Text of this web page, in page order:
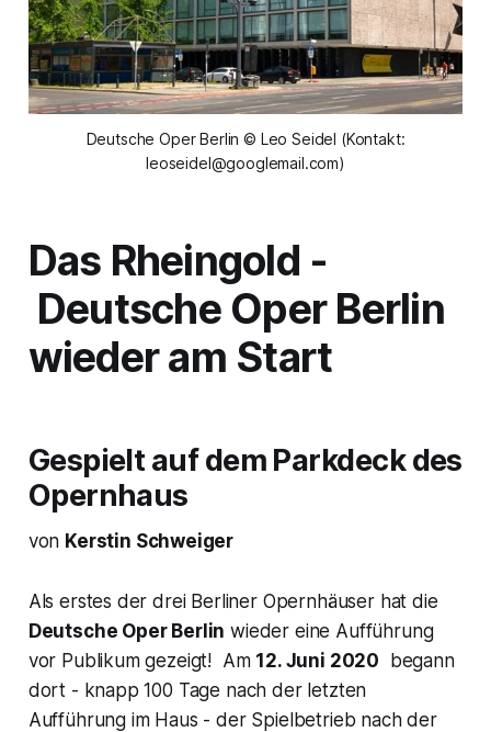
Deutsche Oper Berlin © Leo Seidel (Kontakt:
leoseidel@googlemail.com)
Das Rheingold -
Deutsche Oper Berlin
wieder am Start
Gespielt auf dem Parkdeck des
Opernhaus
von Kerstin Schweiger
Als erstes der drei Berliner Opernhäuser hat die
Deutsche Oper Berlin wieder eine Aufführung
vor Publikum gezeigt! Am 12. Juni 2020 begann
dort - knapp 100 Tage nach der letzten
Aufführung im Haus - der Spielbetrieb nach der